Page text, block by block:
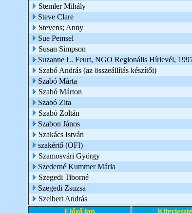
Stemler Mihály
Steve Clare
Stevens; Anny
Sue Pemsel
Susan Simpson
Suzanne L. Feurt, NGO Regionális Hírlevél,
Szabó András (az összeállítás készítői)
Szabó Márta
Szabó Márton
Szabó Zita
Szabó Zoltán
Szabon János
Szakács István
szakértő (OFI)
Szamosvári György
Szederné Kummer Mária
Szegedi Tiborné
Szegedi Zsuzsa
Szeibert András
Előző lap